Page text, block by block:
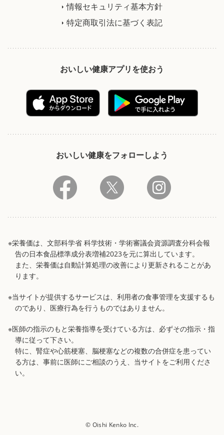
情報セキュリティ基本方針
特定商取引法に基づく表記
おいしい健康アプリを使おう
おいしい健康をフォローしよう
※栄養価は、文部科学省 科学技術・学術審議会資源調査分科会報
告の日本食品標準成分表増補2023を元に算出しています。
また、栄養価は自動計算処理の改善により更新されることがあ
ります。
※当サイトが提供するサービスは、利用者の食事管理を支援するも
のであり、医療行為を行うものではありません。
※医師の指示のもと栄養指導を受けている方は、必ずその指示・指
導に従って下さい。
特に、腎症や心筋梗塞、脳梗塞などの複数の合併症を患ってい
る方は、事前に医師にご相談のうえ、当サイトをご利用くださ
い。
© Oishi Kenko Inc.